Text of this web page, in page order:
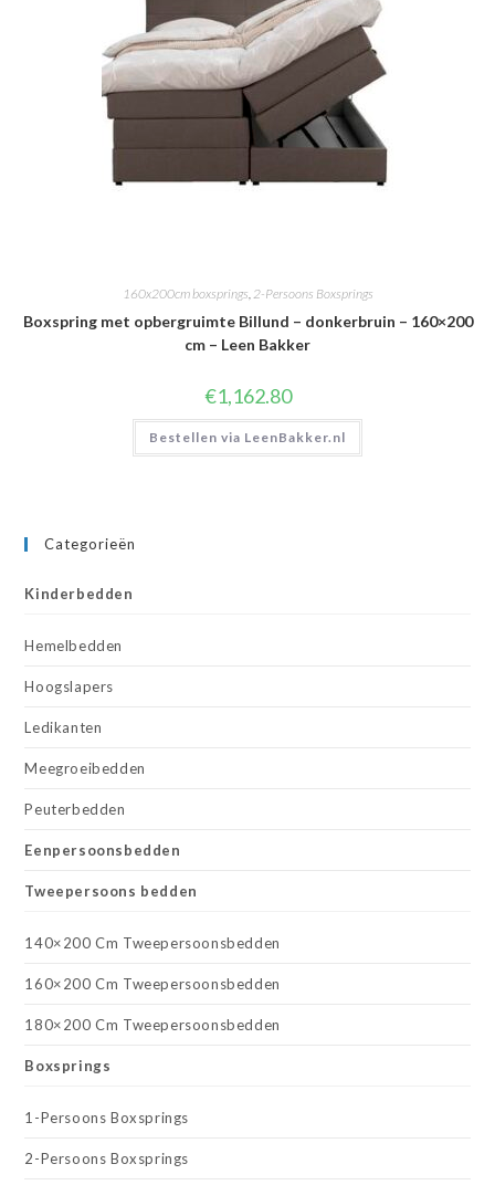
160x200cm boxsprings,2-Persoons Boxsprings
Boxspring met opbergruimte Billund – donkerbruin – 160×200
cm – Leen Bakker
€1,162.80
Bestellen via LeenBakker.nl
Categorieën
Kinderbedden
Hemelbedden
Hoogslapers
Ledikanten
Meegroeibedden
Peuterbedden
Eenpersoonsbedden
Tweepersoons bedden
140×200 Cm Tweepersoonsbedden
160×200 Cm Tweepersoonsbedden
180×200 Cm Tweepersoonsbedden
Boxsprings
1-Persoons Boxsprings
2-Persoons Boxsprings